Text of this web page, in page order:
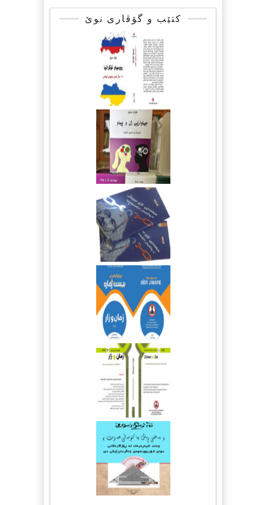
کتێب و گۆڤاری نوێ